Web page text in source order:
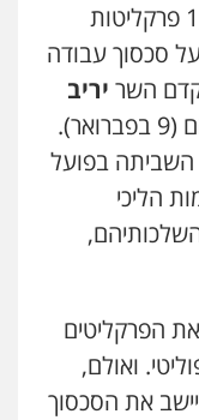
ארגון הפרקליטים, המייצג כ-1,100 פרקליטות
על סכסוך עבודה
השר יריב
השביתה בפועל
הליכי
את הפרקליטים
ואולם,
את הסכסוך